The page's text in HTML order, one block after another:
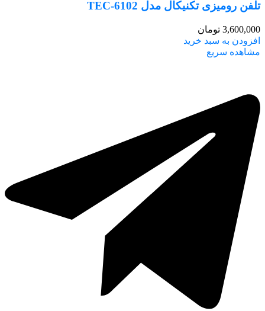
تلفن رومیزی تکنیکال مدل TEC-6102
3,600,000 تومان
افزودن به سبد خرید
مشاهده سریع